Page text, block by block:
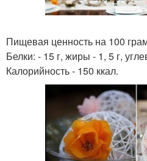
Пищевая ценность на 100
Белки: - 15 г, жиры - 1, 5 г,
Калорийность - 150 ккал.